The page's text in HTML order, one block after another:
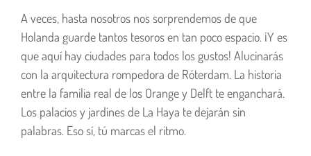
A veces, hasta nosotros nos sorprendemos de que
Holanda guarde tantos tesoros en tan poco espacio. ¡Y es
que aquí hay ciudades para todos los gustos! Alucinarás
con la arquitectura rompedora de Róterdam. La historia
entre la familia real de los Orange y Delft te enganchará.
Los palacios y jardines de La Haya te dejarán sin
palabras. Eso sí, tú marcas el ritmo.